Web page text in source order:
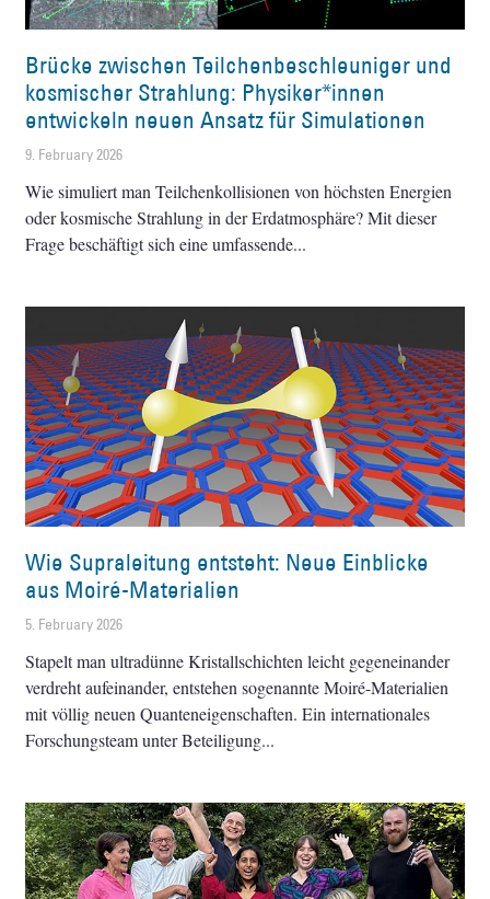
Brücke zwischen Teilchenbeschleuniger und
kosmischer Strahlung: Physiker*innen
entwickeln neuen Ansatz für Simulationen
9. February 2026
Wie simuliert man Teilchenkollisionen von höchsten Energien
oder kosmische Strahlung in der Erdatmosphäre? Mit dieser
Frage beschäftigt sich eine umfassende
Wie Supraleitung entsteht: Neue Einblicke
aus Moiré-Materialien
5. February 2026
Stapelt man ultradünne Kristallschichten leicht gegeneinander
verdreht aufeinander, entstehen sogenannte Moiré-Materialien
mit völlig neuen Quanteneigenschaften. Ein internationales
Forschungsteam unter Beteiligung